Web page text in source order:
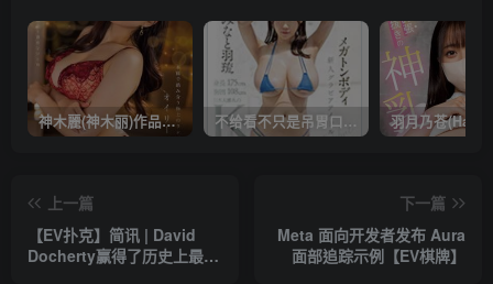
神木麗(神木丽)作品STARS-804发布！出道一周年，华丽布拉甲闪亮动人！【EV棋牌】 不给看不只是吊胃口！K奶的みなと羽琉(凑羽琉)原来是无码妹「水原圣子」？【EV棋牌】
上一篇
【EV扑克】简讯 | David
Docherty赢得了历史上最大
下一篇
Meta 面向开发者发布 Aura
面部追踪示例【EV棋牌】